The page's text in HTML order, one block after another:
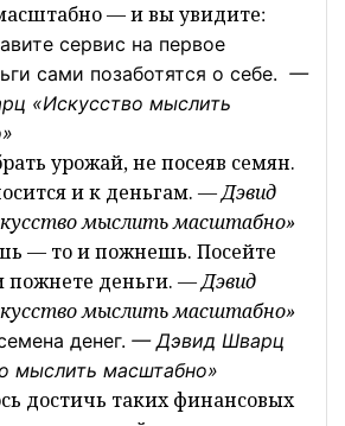
— и вы увидите:
сервис на первое
сами позаботятся о себе. —
«Искусство мыслить
урожай, не посеяв семян.
и к деньгам. — Дэвид
мыслить масштабно»
— то и пожнешь. Посейте
пожнете деньги. — Дэвид
мыслить масштабно»
денег. — Дэвид Шварц
мыслить масштабно»
достичь таких финансовых